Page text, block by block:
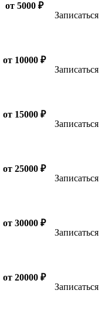
от 5000 ₽
Записаться
от 10000 ₽
Записаться
от 15000 ₽
Записаться
от 25000 ₽
Записаться
от 30000 ₽
Записаться
от 20000 ₽
Записаться